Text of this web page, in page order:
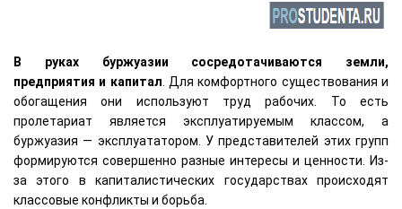
В руках буржуазии сосредотачиваются земли,
предприятия и капитал. Для комфортного существования и
обогащения они используют труд рабочих. То есть
пролетариат является эксплуатируемым классом, а
буржуазия — эксплуататором. У представителей этих групп
формируются совершенно разные интересы и ценности. Из-
за этого в капиталистических государствах происходят
классовые конфликты и борьба.